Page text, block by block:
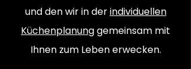
und den wir in derindividuellen
Küchenplanunggemeinsam mit
Ihnen zum Leben erwecken.